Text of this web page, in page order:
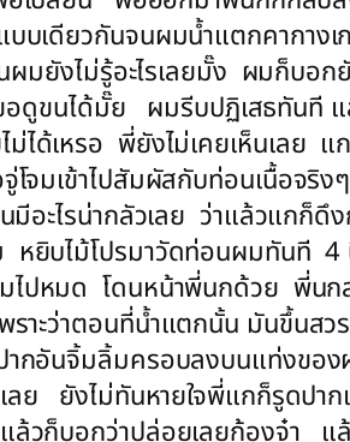
บเดียวกันจนผมน้ำแตกคากา
ยังไม่รู้อะไรเลยมั๊ง ผมก็บอก
ขนได้มั๊ย ผมรีบปฏิเสธทันที แล
ด้เหรอ พี่ยังไม่เคยเห็นเลย
จมเข้าไปสัมผัสกับท่อนเนื้อจริ
อะไรน่ากลัวเลย ว่าแล้วแกก็
บไม้โปรมาวัดท่อนผมทันที 4
ไปหมด โดนหน้าพี่นกด้วย พี่น
าะว่าตอนที่น้ำแตกนั้น มันขึ้นส
ากอันจิ้มลิ้มครอบลงบนแท่งข
ย ยังไม่ทันหายใจพี่แกก็รูดปา
วก็บอกว่าปล่อยเลยก้องจ๋า